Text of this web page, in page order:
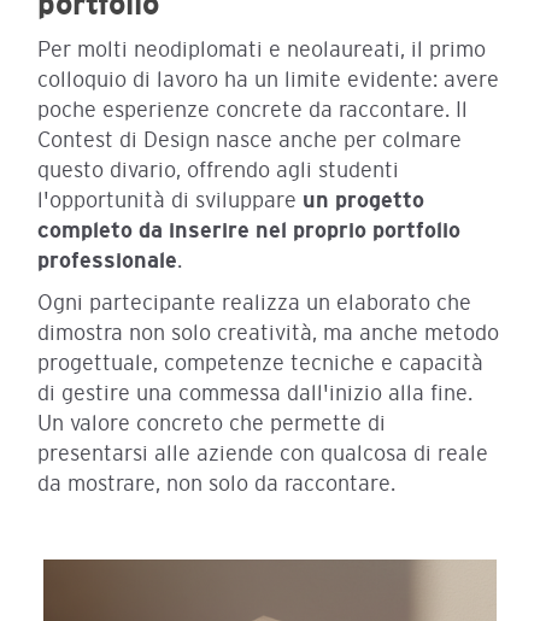
Per molti neodiplomati e neolaureati, il primo
colloquio di lavoro ha un limite evidente: avere
poche esperienze concrete da raccontare. Il
Contest di Design nasce anche per colmare
questo divario, offrendo agli studenti
l'opportunità di sviluppare un progetto
completo da inserire nel proprio portfolio
professionale.
Ogni partecipante realizza un elaborato che
dimostra non solo creatività, ma anche metodo
progettuale, competenze tecniche e capacità
di gestire una commessa dall'inizio alla fine.
Un valore concreto che permette di
presentarsi alle aziende con qualcosa di reale
da mostrare, non solo da raccontare.